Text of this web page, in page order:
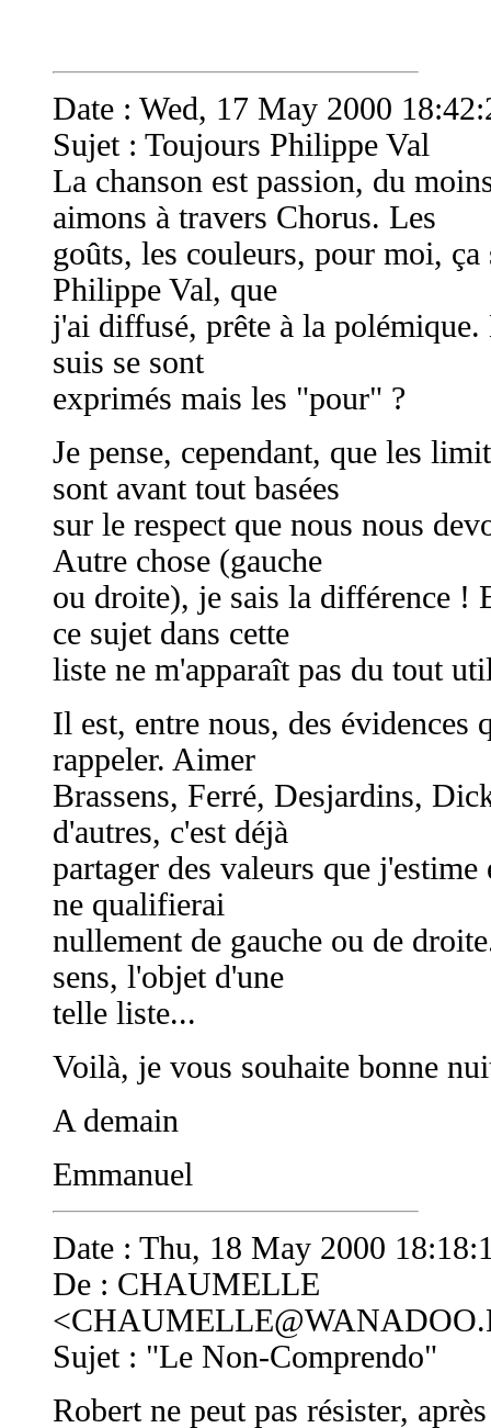
Date : Wed, 17 May 2000
Sujet : Toujours Philippe Val
La chanson est passion, du
aimons à travers Chorus. Les
goûts, les couleurs, pour moi,
Philippe Val, que
j'ai diffusé, prête à la
suis se sont
exprimés mais les "pour" ?
Je pense, cependant, que les
sont avant tout basées
sur le respect que nous nous
Autre chose (gauche
ou droite), je sais la différence !
ce sujet dans cette
liste ne m'apparaît pas du tout
Il est, entre nous, des évidences
rappeler. Aimer
Brassens, Ferré, Desjardins,
d'autres, c'est déjà
partager des valeurs que j'estime
ne qualifierai
nullement de gauche ou de
sens, l'objet d'une
telle liste...
Voilà, je vous souhaite bonne
A demain
Emmanuel
Date : Thu, 18 May 2000
De : CHAUMELLE
<
Sujet : "Le Non-Comprendo"
Robert ne peut pas résister,